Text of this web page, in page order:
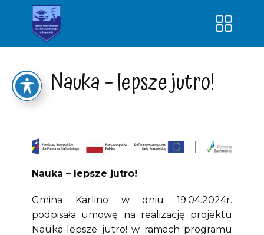
Strona główna
O szkole
Dowóz uczniów
Klasy
Nauka – lepsze jutro!
SUPER PRZEDSZKOLAK-nowa
jakość edukacji
Nauka – lepsze jutro!
Nauka – lepsze jutro!
Gmina Karlino w dniu 19.04.2024r.
podpisała umowę na realizację projektu
Nauka-lepsze jutro! w ramach programu